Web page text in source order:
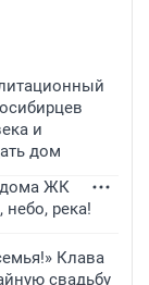
и
дом
дома ЖК
река!
Клава
свадьбу